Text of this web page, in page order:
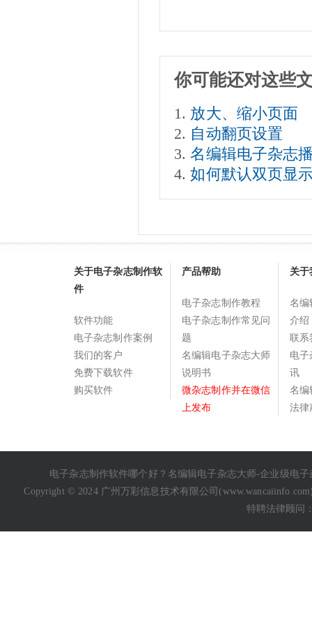
你可能还对这些
放大、缩小页面
自动翻页设置
名编辑电子杂志
如何默认双页显
关于电子杂志制作软
件
软件功能
电子杂志制作案例
我们的客户
免费下载软件
购买软件
产品帮助
电子杂志制作教程
电子杂志制作常见问
题
名编辑电子杂志大师
说明书
微杂志制作并在微信
上发布
关于
名编
介绍
联系
电子
讯
名编
法律
电子杂志制作软件哪个好？名编辑电子杂志大师-企业级电子
Copyright © 2024 广州万彩信息技术有限公司(www.wancaiinfo.com
特聘法律顾问